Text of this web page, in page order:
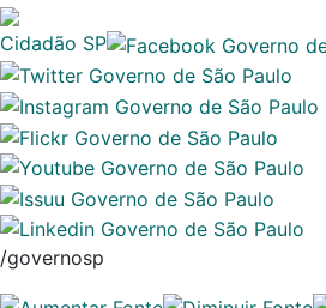
Cidadão SP
/governosp